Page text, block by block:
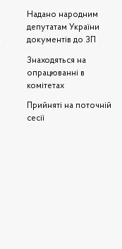
Надано народним
депутатам України
документів до ЗП
Знаходяться на
опрацюванні в
комітетах
Прийняті на поточній
сесії